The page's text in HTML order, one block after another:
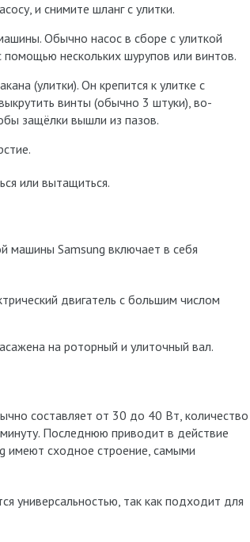
и снимите шланг с улитки.
Обычно насос в сборе с улиткой
нескольких шурупов или винтов.
(улитки). Он крепится к улитке с
винты (обычно 3 штуки), во-
защёлки вышли из пазов.
или вытащиться.
машины Samsung включает в себя
двигатель с большим числом
на роторный и улиточный вал.
составляет от 30 до 40 Вт, количество
Последнюю приводит в действие
имеют сходное строение, самыми
универсальностью, так как подходит для